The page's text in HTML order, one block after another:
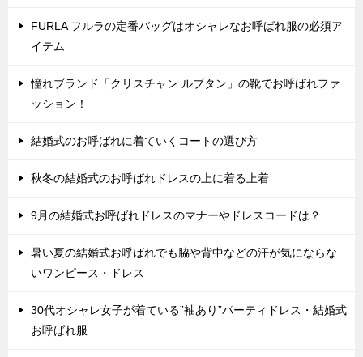
FURLA フルラの定番バッグはオシャレなお呼ばれ服の必須ア
イテム
憧れブランド「クリスチャン ルブタン」の靴でお呼ばれファ
ッション！
結婚式のお呼ばれに着ていくコートの選び方
秋冬の結婚式のお呼ばれドレスの上に着る上着
9月の結婚式お呼ばれドレスのマナーやドレスコードは？
暑い夏の結婚式お呼ばれでも脇や背中などの汗が気にならな
いワンピース・ドレス
30代オシャレ女子が着ている”袖あり”パーティドレス・結婚式
お呼ばれ服